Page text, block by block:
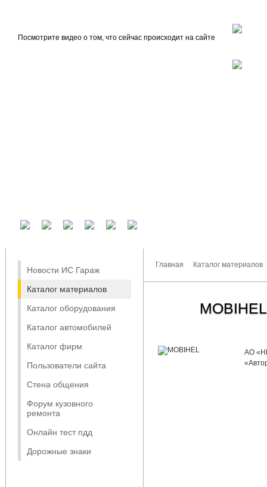
Посмотрите видео о том, что сейчас происходит на сайте
Новости ИС Гараж
Каталог материалов
Каталог оборудования
Каталог автомобилей
Каталог фирм
Пользователи сайта
Стена общения
Форум кузовного
ремонта
Онлайн тест пдд
Дорожные знаки
Главная Каталог материалов
MOBIHEL
АО